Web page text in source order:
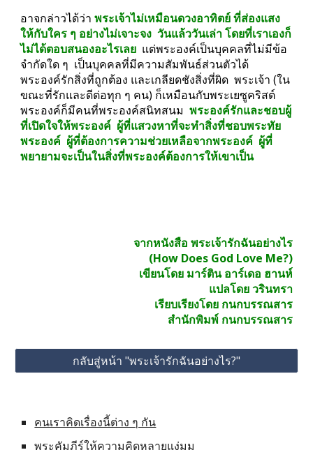
อาจกล่าวได้ว่า พระเจ้าไม่เหมือนดวงอาทิตย์ ที่ส่องแสง
ให้กับใคร ๆ อย่างไม่เจาะจง  วันแล้ววันเล่า โดยที่เราเองก็
ไม่ได้ตอบสนองอะไรเลย
  แต่พระองค์เป็นบุคคลที่ไม่มีข้อ
จำกัดใด ๆ  เป็นบุคคลที่มีความสัมพันธ์ส่วนตัวได้
พระองค์รักสิ่งที่ถูกต้อง และเกลียดชังสิ่งที่ผิด  พระเจ้า (ใน
ขณะที่รักและดีต่อทุก ๆ คน) ก็เหมือนกับพระเยซูคริสต์
พระองค์ก็มีคนที่พระองค์สนิทสนม พระองค์รักและชอบผู้
ที่เปิดใจให้พระองค์  ผู้ที่แสวงหาที่จะทำสิ่งที่ชอบพระทัย
พระองค์  ผู้ที่ต้องการความช่วยเหลือจากพระองค์  ผู้ที่
พยายามจะเป็นในสิ่งที่พระองค์ต้องการให้เขาเป็น
จากหนังสือ พระเจ้ารักฉันอย่างไร
(How Does God Love Me?)
เขียนโดย มาร์ติน อาร์เดอ ฮานห์
แปลโดย วรินทรา
เรียบเรียงโดย กนกบรรณสาร
สำนักพิมพ์ กนกบรรณสาร
กลับสู่หน้า "พระเจ้ารักฉันอย่างไร?"
คนเราคิดเรื่องนี้ต่าง ๆ กัน
พระคัมภีร์ให้ความคิดหลายแง่มุม